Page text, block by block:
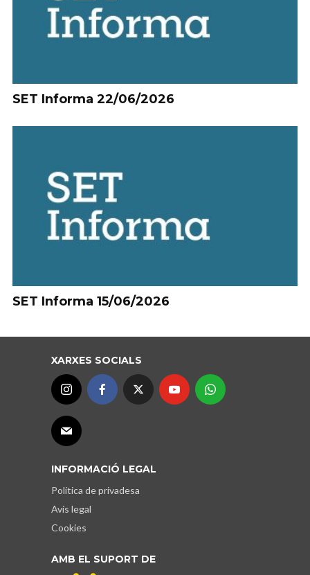
SET Informa 22/06/2026
SET Informa 15/06/2026
XARXES SOCIALS
INFORMACIÓ LEGAL
Política de privadesa
Avís legal
Cookies
AMB EL SUPORT DE